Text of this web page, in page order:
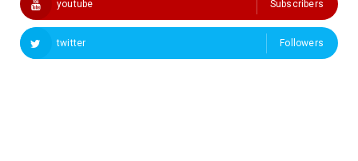
youtube Subscribers
twitter Followers